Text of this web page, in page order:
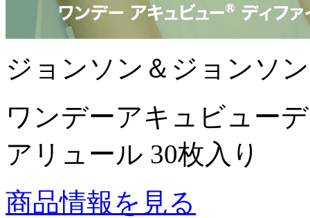
ジョンソン＆ジョンソン
ワンデーアキュビュー
アリュール 30枚入り
商品情報を見る